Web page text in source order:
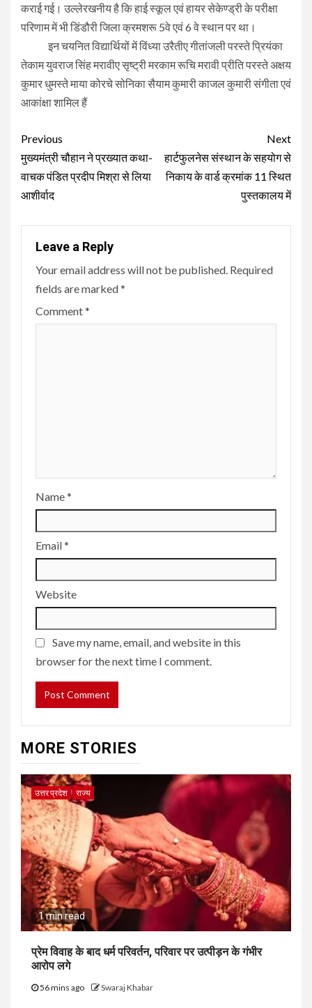
कराई गई। उल्लेरखनीय है कि हाई स्कूल एवं हायर सेकेण्ड्री के परीक्षा
परिणाम में भी डिंडौरी जिला क्रमशरू 5वे एवं 6 वे स्थान पर था।
इन चयनित विद्यार्थियों में विंध्या उरैतीए गीतांजली परस्ते प्रियंका
तेकाम युवराज सिंह मरावीए सृष्ट्री मरकाम रूचि मरावी प्रीति परस्ते अक्षय
कुमार धुमस्ते माया कोरचे सोनिका सैयाम कुमारी काजल कुमारी संगीता एवं
आकांक्षा शामिल हैं
Continue
Reading
Previous
मुख्यमंत्री चौहान ने प्रख्यात कथा-
वाचक पंडित प्रदीप मिश्रा से लिया
आशीर्वाद
Next
हार्टफुलनेस संस्थान के सहयोग से
निकाय के वार्ड क्रमांक 11 स्थित
पुस्तकालय में
Leave a Reply
Your email address will not be published. Required
fields are marked*
Comment*
Name*
Email*
Website
Save my name, email, and website in this
browser for the next time I comment.
MORE STORIES
उत्तर प्रदेश राज्य
1 min read
प्रेम विवाह के बाद धर्म परिवर्तन, परिवार पर उत्पीड़न के गंभीर
आरोप लगे
56 mins ago Swaraj Khabar